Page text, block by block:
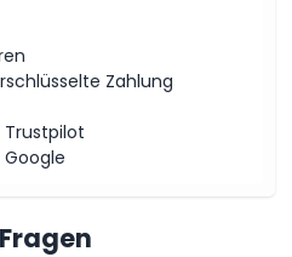
Zahlung
Trustpilot